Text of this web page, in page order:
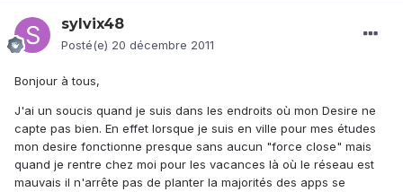
sylvix48
Posté(e) 20 décembre 2011
Bonjour à tous,
J'ai un soucis quand je suis dans les endroits où mon Desire ne
capte pas bien. En effet lorsque je suis en ville pour mes études
mon desire fonctionne presque sans aucun "force close" mais
quand je rentre chez moi pour les vacances là où le réseau est
mauvais il n'arrête pas de planter la majorités des apps se